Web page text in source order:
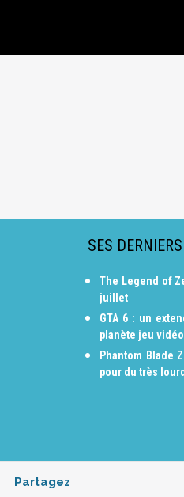
SES
The Legend of
juillet
GTA 6 : un
planète jeu vidéo
Phantom Blade
pour du très lourd
Partagez